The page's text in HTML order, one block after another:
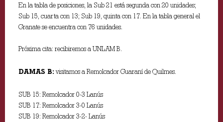
En la tabla de posiciones, la Sub 21 está segunda con 20 unidades;
Sub 15, cuarta con 13; Sub 19, quinta con 17. En la tabla general el
Granate se encuentra con 76 unidades.
Próxima cita: recibiremos a UNLAM B.
DAMAS B:visitamos a Remolcador Guaraní de Quilmes.
SUB 15: Remolcador 0-3 Lanús
SUB 17: Remolcador 3-0 Lanús
SUB 19: Remolcador 3-2- Lanús